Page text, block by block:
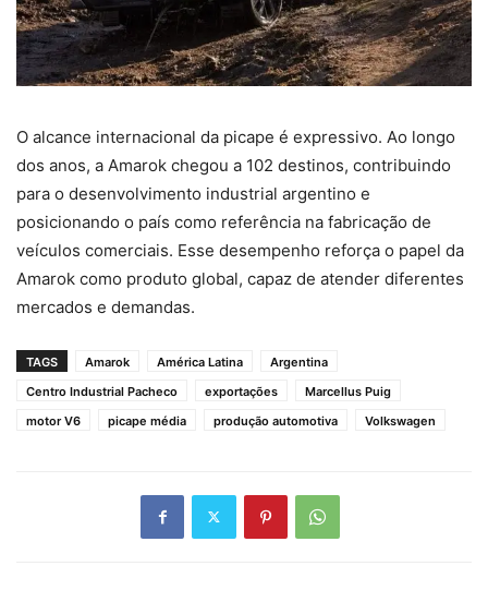
O alcance internacional da picape é expressivo. Ao longo
dos anos, a Amarok chegou a 102 destinos, contribuindo
para o desenvolvimento industrial argentino e
posicionando o país como referência na fabricação de
veículos comerciais. Esse desempenho reforça o papel da
Amarok como produto global, capaz de atender diferentes
mercados e demandas.
TAGS Amarok América Latina
Argentina
Centro Industrial Pacheco
exportações
Marcellus Puig
motor V6
picape média produção automotiva Volkswagen